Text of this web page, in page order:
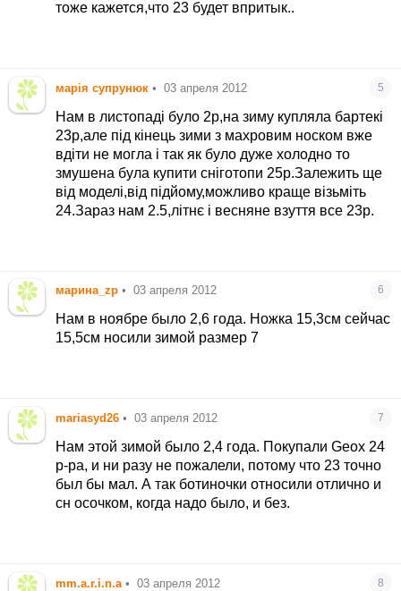
тоже кажется,что 23 будет впритык..
марія супрунюк • 03 апреля 2012 5
Нам в листопаді було 2р,на зиму купляла бартекі
23р,але під кінець зими з махровим носком вже
вдіти не могла і так як було дуже холодно то
змушена була купити сніготопи 25р.Залежить ще
від моделі,від підйому,можливо краще візьміть
24.Зараз нам 2.5,літнє і весняне взуття все 23р.
марина_zp • 03 апреля 2012 6
Нам в ноябре было 2,6 года. Ножка 15,3см сейчас
15,5см носили зимой размер 7
mariasyd26 • 03 апреля 2012 7
Нам этой зимой было 2,4 года. Покупали Geox 24
р-ра, и ни разу не пожалели, потому что 23 точно
был бы мал. А так ботиночки относили отлично и
сн осочком, когда надо было, и без.
mm.a.r.i.n.a • 03 апреля 2012 8